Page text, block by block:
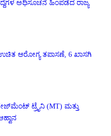
ಅಧಿಸೂಚನೆ ಹಿಂಪಡೆದ ರಾಜ್ಯ
ಆರೋಗ್ಯ ತಪಾಸಣೆ, 6 ಖಾಸಗಿ
ಟ್ರೈನಿ (MT) ಮತ್ತು